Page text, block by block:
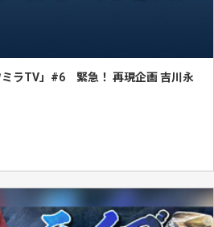
ミラTV」#6 緊急！ 再現企画 吉川永